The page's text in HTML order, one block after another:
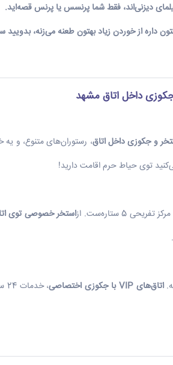
دیزنی‌اند، فقط شما پرنسس یا پرنس قصه‌اید.
داره از خوردن زیاد بهتون طعنه می‌زنه، بدویید
داخل اتاق مشهد
و جکوزی داخل اتاق
توی حیاط حرم اقامت دارید!
5 ستاره‌ست. از
استخر خصوصی توی
اتاق‌های VIP با جکوزی اختصاصی